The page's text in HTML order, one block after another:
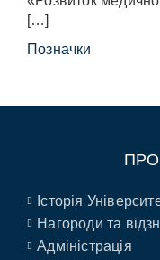
[…]
Позначки
Історія
Нагороди та
Адміністрація